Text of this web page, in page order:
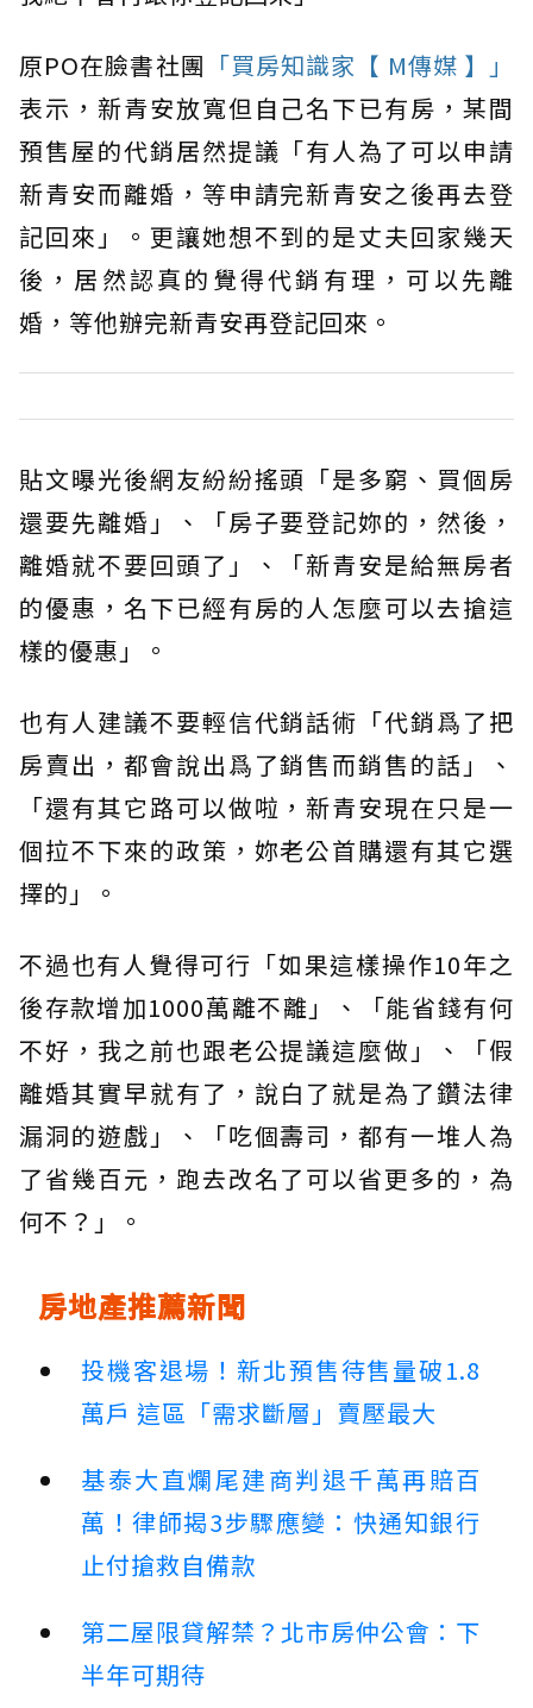
原PO在臉書社團 「買房知識家【 M傳媒 】」
表示，新青安放寬但自己名下已有房，某間
預售屋的代銷居然提議「有人為了可以申請
新青安而離婚，等申請完新青安之後再去登
記回來」。更讓她想不到的是丈夫回家幾天
後，居然認真的覺得代銷有理，可以先離
婚，等他辦完新青安再登記回來。
貼文曝光後網友紛紛搖頭「是多窮、買個房
還要先離婚」、「房子要登記妳的，然後，
離婚就不要回頭了」、「新青安是給無房者
的優惠，名下已經有房的人怎麼可以去搶這
樣的優惠」。
也有人建議不要輕信代銷話術「代銷爲了把
房賣出，都會說出爲了銷售而銷售的話」、
「還有其它路可以做啦，新青安現在只是一
個拉不下來的政策，妳老公首購還有其它選
擇的」。
不過也有人覺得可行「如果這樣操作10年之
後存款增加1000萬離不離」、「能省錢有何
不好，我之前也跟老公提議這麼做」、「假
離婚其實早就有了，說白了就是為了鑽法律
漏洞的遊戲」、「吃個壽司，都有一堆人為
了省幾百元，跑去改名了可以省更多的，為
何不？」。
房地產推薦新聞
投機客退場！新北預售待售量破1.8
萬戶 這區「需求斷層」賣壓最大
基泰大直爛尾建商判退千萬再賠百
萬！律師揭3步驟應變：快通知銀行
止付搶救自備款
第二屋限貸解禁？北市房仲公會：下
半年可期待